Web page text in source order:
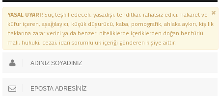
YASAL UYARI!Suç teşkil edecek, yasadışı, tehditkar, rahatsız edici, hakaret ve
küfür içeren, aşağılayıcı, küçük düşürücü, kaba, pornografik, ahlaka aykırı, kişilik
haklarına zarar verici ya da benzeri niteliklerde içeriklerden doğan her türlü
mali, hukuki, cezai, idari sorumluluk içeriği gönderen kişiye aittir.